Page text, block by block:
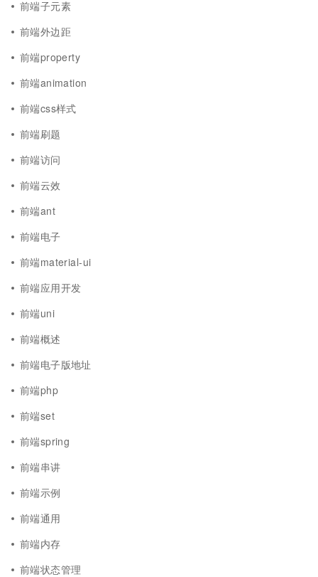
前端子元素
前端外边距
前端property
前端animation
前端css样式
前端刷题
前端访问
前端云效
前端ant
前端电子
前端material-ui
前端应用开发
前端uni
前端概述
前端电子版地址
前端php
前端set
前端spring
前端串讲
前端示例
前端通用
前端内存
前端状态管理